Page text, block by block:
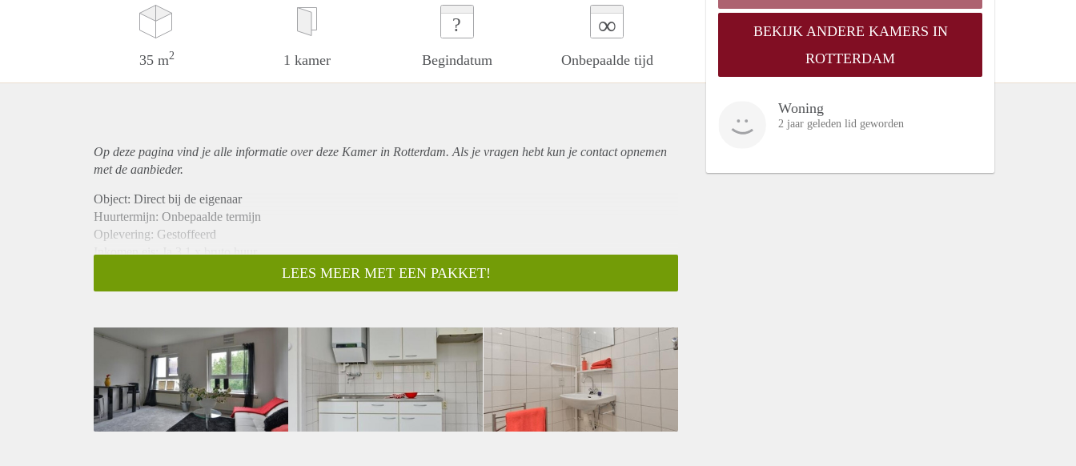
35 m2 1 kamer
?
Begindatum
∞
Onbepaalde tijd
BEKIJK ANDERE KAMERS IN
ROTTERDAM
Woning
2 jaar geleden lid geworden
Op deze pagina vind je alle informatie over deze Kamer in Rotterdam. Als je vragen hebt kun je contact opnemen
met de aanbieder.
Object: Direct bij de eigenaar
Huurtermijn: Onbepaalde termijn
Oplevering: Gestoffeerd
Inkomen eis: Ja 3,1 x bruto huur
Borg: 1 maand
Gedeelde keuken: Nee
Gedeelde Douche: Nee
Gedeelde woonkamer: Nee
Huisgenoten: Nee
Geslacht huisgenoten: N.v.t.
LEES MEER MET EEN PAKKET!